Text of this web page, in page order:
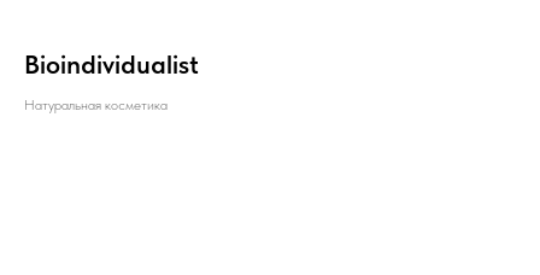
Bioindividualist
Натуральная косметика